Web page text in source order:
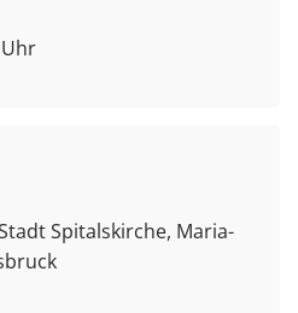
Uhr
Spitalskirche, Maria-